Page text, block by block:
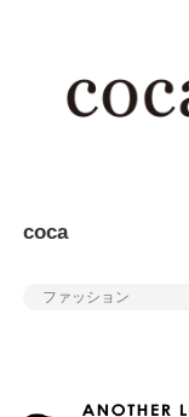
coca
ファッション